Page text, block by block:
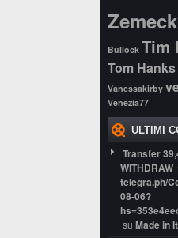
Bullock Tim
Tom Hanks
Vanessakirby
Venezia77
ULTIMI
Transfer
WITHDRAW
telegra.ph/
08-06?
su Made in